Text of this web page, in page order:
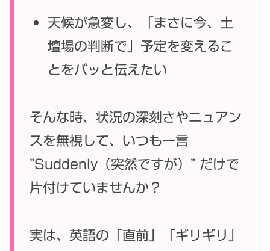
天候が急変し、「まさに今、土
壇場の判断で」予定を変えるこ
とをパッと伝えたい
そんな時、状況の深刻さやニュアン
スを無視して、いつも一言
”Suddenly（突然ですが）” だけで
片付けていませんか？
実は、英語の「直前」「ギリギリ」